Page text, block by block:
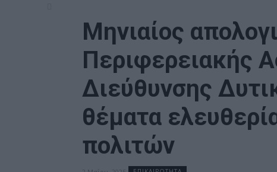
Μηνιαίος
Περιφερειακής
Διεύθυνσης
θέματα
πολιτών